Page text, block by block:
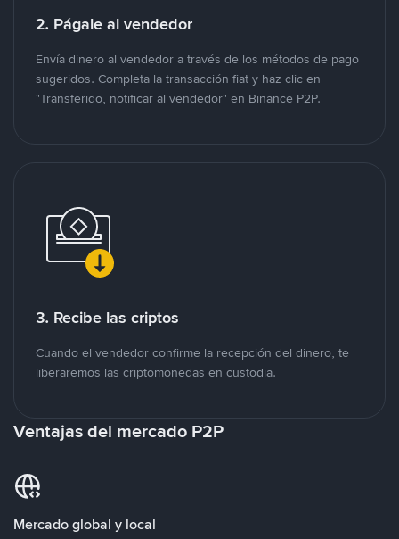
2. Págale al vendedor
Envía dinero al vendedor a través de los métodos de pago
sugeridos. Completa la transacción fiat y haz clic en
"Transferido, notificar al vendedor" en Binance P2P.
3. Recibe las criptos
Cuando el vendedor confirme la recepción del dinero, te
liberaremos las criptomonedas en custodia.
Ventajas del mercado P2P
Mercado global y local